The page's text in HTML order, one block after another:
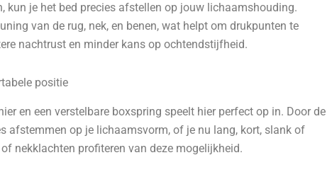
kun je het bed precies afstellen op jouw lichaamshouding.
van de rug, nek, en benen, wat helpt om drukpunten te
nachtrust en minder kans op ochtendstijfheid.
positie
en een verstelbare boxspring speelt hier perfect op in. Door de
afstemmen op je lichaamsvorm, of je nu lang, kort, slank of
nekklachten profiteren van deze mogelijkheid.